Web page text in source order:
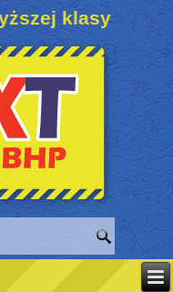
klasy